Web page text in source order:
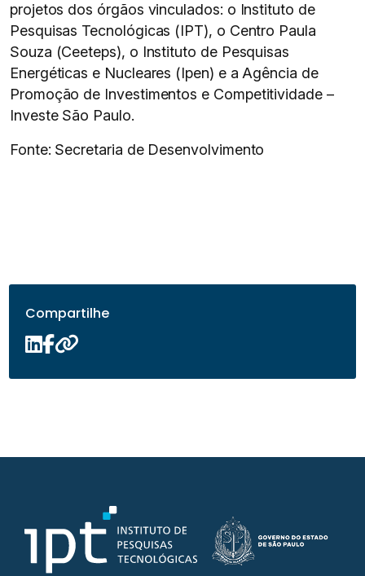
projetos dos órgãos vinculados: o Instituto de
Pesquisas Tecnológicas (IPT), o Centro Paula
Souza (Ceeteps), o Instituto de Pesquisas
Energéticas e Nucleares (Ipen) e a Agência de
Promoção de Investimentos e Competitividade –
Investe São Paulo.
Fonte: Secretaria de Desenvolvimento
Compartilhe